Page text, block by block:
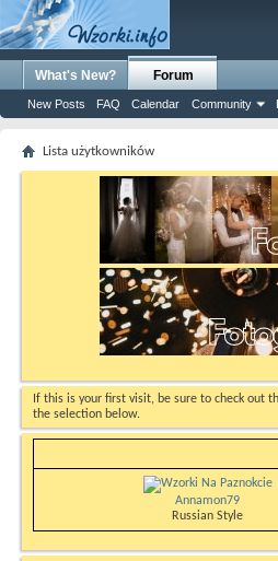
What's New? Forum
New Posts FAQ Calendar Community
Lista użytkowników
If this is your first visit, be sure to check out
the selection below.
Annamon79
Russian Style